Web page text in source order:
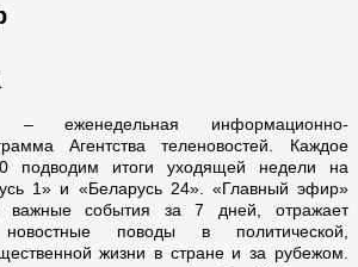
еженедельная информационно-
Агентства теленовостей. Каждое
подводим итоги уходящей недели на
1» и «Беларусь 24». «Главный эфир»
важные события за 7 дней, отражает
поводы в политической,
жизни в стране и за рубежом.